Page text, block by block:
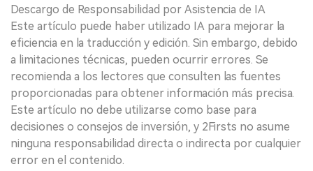
Descargo de Responsabilidad por Asistencia de IA
Este artículo puede haber utilizado IA para mejorar la
eficiencia en la traducción y edición. Sin embargo, debido
a limitaciones técnicas, pueden ocurrir errores. Se
recomienda a los lectores que consulten las fuentes
proporcionadas para obtener información más precisa.
Este artículo no debe utilizarse como base para
decisiones o consejos de inversión, y 2Firsts no asume
ninguna responsabilidad directa o indirecta por cualquier
error en el contenido.